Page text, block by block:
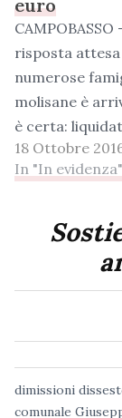
euro
CAMPOBASSO
risposta
numerose
molisane è
è certa:
contributo
alla non
relativo agli
trimestri non
pagati del
terminato lo
fine maggio. In
ore abbiamo
provveduto ad
18 Ottobre
In "In evidenza"
dimissioni
comunale